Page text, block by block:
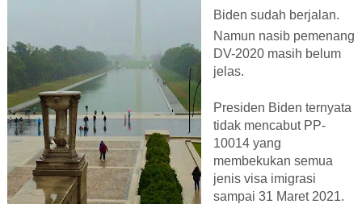
Biden sudah berjalan.
Namun nasib pemenang
DV-2020 masih belum
jelas.
Presiden Biden ternyata
tidak mencabut PP-
10014 yang
membekukan semua
jenis visa imigrasi
sampai 31 Maret 2021.